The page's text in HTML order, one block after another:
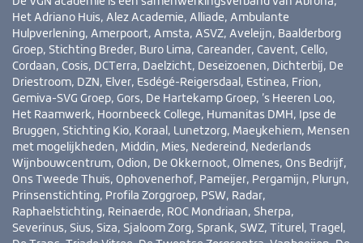
Het Adriano Huis, Alez Academie, Alliade, Ambulante
Hulpverlening, Amerpoort, Amsta, ASVZ, Aveleijn, Baalderborg
Groep, Stichting Breder, Buro Lima, Careander, Cavent, Cello,
Cordaan, Cosis, DCTerra, Daelzicht, Deseizoenen, Dichterbij, De
Driestroom, DZN, Elver, Esdégé-Reigersdaal, Estinea, Frion,
Gemiva-SVG Groep, Gors, De Hartekamp Groep, ’s Heeren Loo,
Het Raamwerk, Hoornbeeck College, Humanitas DMH, Ipse de
Bruggen, Stichting Kio, Koraal, Lunetzorg, Maeykehiem, Mensen
met mogelijkheden, Middin, Mies, Nedereind, Nederlands
Wijnbouwcentrum, Odion, De Okkernoot, Olmenes, Ons Bedrijf,
Ons Tweede Thuis, Ophovenerhof, Pameijer, Pergamijn, Pluryn,
Prinsenstichting, Profila Zorggroep, PSW, Radar,
Raphaelstichting, Reinaerde, ROC Mondriaan, Sherpa,
Severinus, Sius, Siza, Sjaloom Zorg, Sprank, SWZ, Titurel, Tragel,